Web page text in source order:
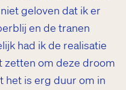
geloven dat ik er
en de tranen
had ik de realisatie
zetten om deze droom
het is erg duur om in